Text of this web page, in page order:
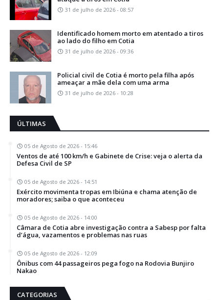
31 de julho de 2026 - 08:57
Identificado homem morto em atentado a tiros
ao lado do filho em Cotia
31 de julho de 2026 - 09:36
Policial civil de Cotia é morto pela filha após
ameaçar a mãe dela com uma arma
31 de julho de 2026 - 10:28
ÚLTIMAS
05 de Agosto de 2026 - 15:46
Ventos de até 100 km/h e Gabinete de Crise: veja o alerta da
Defesa Civil de SP
05 de Agosto de 2026 - 14:51
Exército movimenta tropas em Ibiúna e chama atenção de
moradores; saiba o que aconteceu
05 de Agosto de 2026 - 14:00
Câmara de Cotia abre investigação contra a Sabesp por falta
d’água, vazamentos e problemas nas ruas
05 de Agosto de 2026 - 12:09
Ônibus com 44 passageiros pega fogo na Rodovia Bunjiro
Nakao
CATEGORIAS